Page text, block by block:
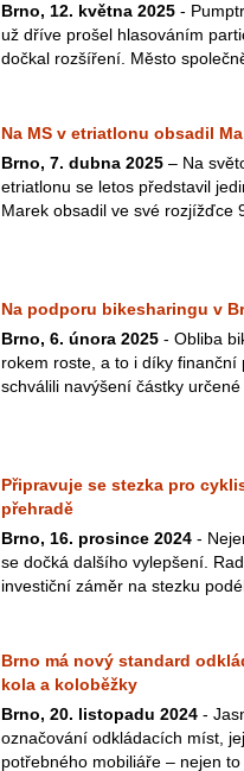
Brno, 12. května 2025 -
už dříve prošel hlasováním
dočkal rozšíření. Město
Na MS v etriatlonu obsadil
Brno, 7. dubna 2025 – Na
etriatlonu se letos představil
Marek obsadil ve své rozjížďce
Na podporu bikesharingu v
Brno, 6. února 2025 - Obliba
rokem roste, a to i díky
schválili navýšení částky
Připravuje se stezka pro
přehradě
Brno, 16. prosince 2024 -
se dočká dalšího vylepšení.
investiční záměr na stezku
Brno má nový standard
kola a koloběžky
Brno, 20. listopadu 2024 -
označování odkládacích míst,
potřebného mobiliáře – nejen